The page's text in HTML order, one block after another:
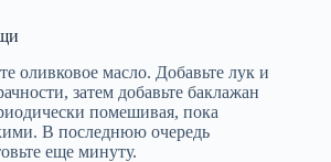
оливковое масло. Добавьте лук и
затем добавьте баклажан
помешивая, пока
В последнюю очередь
еще минуту.